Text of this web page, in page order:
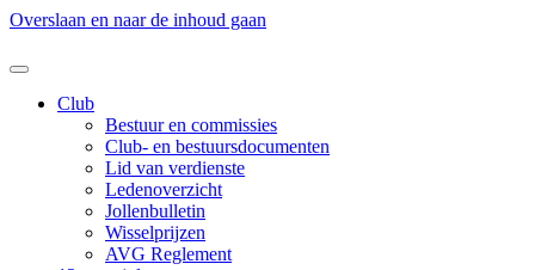
Overslaan en naar de inhoud gaan
Club
Bestuur en commissies
Club- en bestuursdocumenten
Lid van verdienste
Ledenoverzicht
Jollenbulletin
Wisselprijzen
AVG Reglement